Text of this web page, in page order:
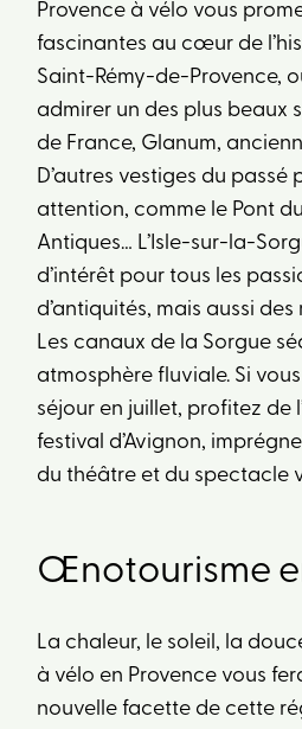
Provence à vélo vous
fascinantes au cœur de
Saint-Rémy-de-Provence,
admirer un des plus beaux
de France, Glanum,
D’autres vestiges du
attention, comme le Pont
Antiques… L’Isle-sur-la-
d’intérêt pour tous les
d’antiquités, mais aussi
Les canaux de la Sorgue
atmosphère fluviale. Si
séjour en juillet, profitez de
festival d’Avignon,
du théâtre et du spectacle
Œnotourisme
La chaleur, le soleil, la
à vélo en Provence vous
nouvelle facette de cette